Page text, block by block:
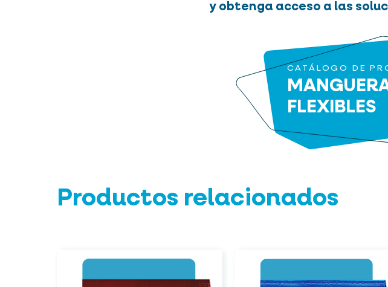
y obtenga acceso a las
CATÁLOGO DE
FLEXIBLES
Productos relacionados